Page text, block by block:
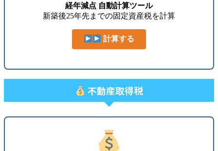
経年減点 自動計算ツール
新築後25年先までの固定資産税を計算
計算する
不動産取得税